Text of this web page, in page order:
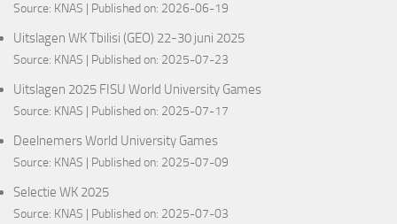
Source: KNAS Published on: 2026-06-19
Uitslagen WK Tbilisi (GEO) 22-30 juni 2025
Source: KNAS Published on: 2025-07-23
Uitslagen 2025 FISU World University Games
Source: KNAS Published on: 2025-07-17
Deelnemers World University Games
Source: KNAS Published on: 2025-07-09
Selectie WK 2025
Source: KNAS Published on: 2025-07-03